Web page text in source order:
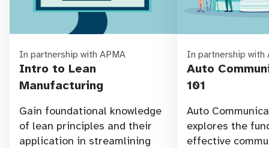
In partnership with APMA
Intro to Lean
Manufacturing
Gain foundational knowledge
of lean principles and their
application in streamlining
In partnership with
Auto
101
Auto
explores the
effective